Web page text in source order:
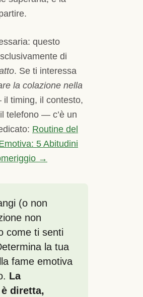
questo
di
. Se ti interessa
la colazione nella
timing, il contesto,
telefono — c’è un
Routine del
5 Abitudini
→
(o non
non
come ti senti
la tua
fame emotiva
La
diretta,